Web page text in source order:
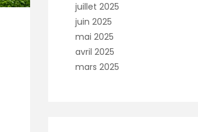
juillet 2025
juin 2025
mai 2025
avril 2025
mars 2025